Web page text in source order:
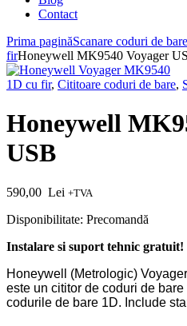
Contact
Prima paginăScanare coduri de bare
firHoneywell MK9540 Voyager
1D cu fir, Cititoare coduri de bare,
Honeywell
USB
590,00 Lei +TVA
Disponibilitate: Precomandă
Instalare si suport tehnic gratuit!
Honeywell (Metrologic)
este un cititor de coduri de
codurile de bare 1D. Include